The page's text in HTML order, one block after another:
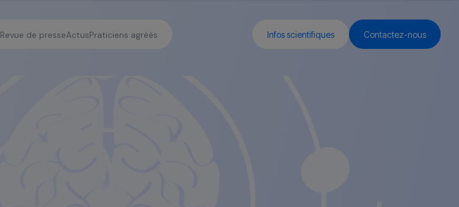
Revue de presseActusPraticiens agréés Infos scientifiques Contactez-nous